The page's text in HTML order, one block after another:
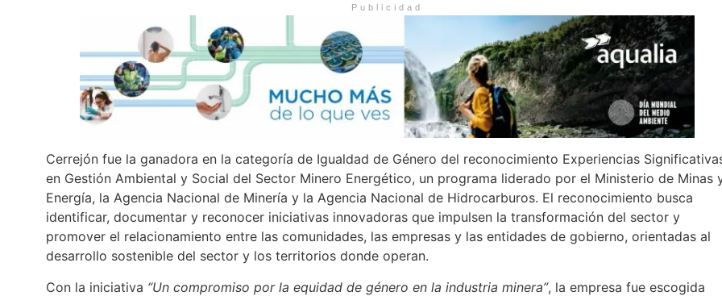
Publicidad
Cerrejón fue la ganadora en la categoría de Igualdad de Género del reconocimiento Experiencias
en Gestión Ambiental y Social del Sector Minero Energético, un programa liderado por el Ministerio de Minas
Energía, la Agencia Nacional de Minería y la Agencia Nacional de Hidrocarburos. El reconocimiento busca
identificar, documentar y reconocer iniciativas innovadoras que impulsen la transformación del sector y
promover el relacionamiento entre las comunidades, las empresas y las entidades de gobierno, orientadas al
desarrollo sostenible del sector y los territorios donde operan.
Con la iniciativa “Un compromiso por la equidad de género en la industria minera”, la empresa fue escogida